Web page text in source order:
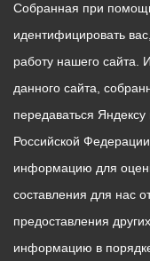
Собранная при
идентифицировать
работу нашего сайта.
данного сайта,
передаваться
Российской
информацию для
составления для нас
предоставления
информацию в